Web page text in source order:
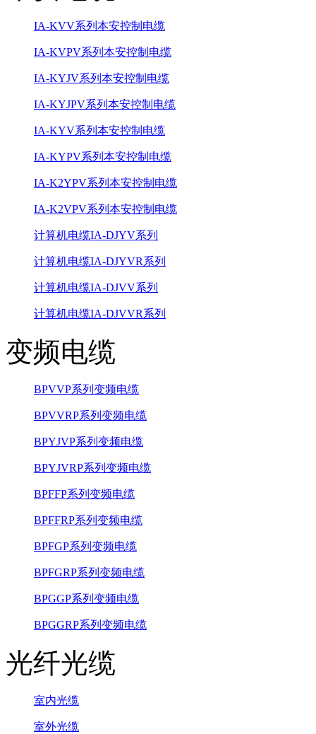
IA-KVV系列本安控制电缆
IA-KVPV系列本安控制电缆
IA-KYJV系列本安控制电缆
IA-KYJPV系列本安控制电缆
IA-KYV系列本安控制电缆
IA-KYPV系列本安控制电缆
IA-K2YPV系列本安控制电缆
IA-K2VPV系列本安控制电缆
计算机电缆IA-DJYV系列
计算机电缆IA-DJYVR系列
计算机电缆IA-DJVV系列
计算机电缆IA-DJVVR系列
变频电缆
BPVVP系列变频电缆
BPVVRP系列变频电缆
BPYJVP系列变频电缆
BPYJVRP系列变频电缆
BPFFP系列变频电缆
BPFFRP系列变频电缆
BPFGP系列变频电缆
BPFGRP系列变频电缆
BPGGP系列变频电缆
BPGGRP系列变频电缆
光纤光缆
室内光缆
室外光缆